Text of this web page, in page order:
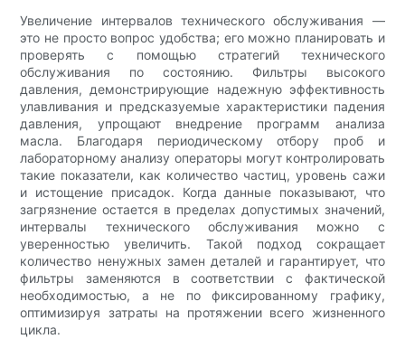
Увеличение интервалов технического обслуживания —
это не просто вопрос удобства; его можно планировать и
проверять с помощью стратегий технического
обслуживания по состоянию. Фильтры высокого
давления, демонстрирующие надежную эффективность
улавливания и предсказуемые характеристики падения
давления, упрощают внедрение программ анализа
масла. Благодаря периодическому отбору проб и
лабораторному анализу операторы могут контролировать
такие показатели, как количество частиц, уровень сажи
и истощение присадок. Когда данные показывают, что
загрязнение остается в пределах допустимых значений,
интервалы технического обслуживания можно с
уверенностью увеличить. Такой подход сокращает
количество ненужных замен деталей и гарантирует, что
фильтры заменяются в соответствии с фактической
необходимостью, а не по фиксированному графику,
оптимизируя затраты на протяжении всего жизненного
цикла.